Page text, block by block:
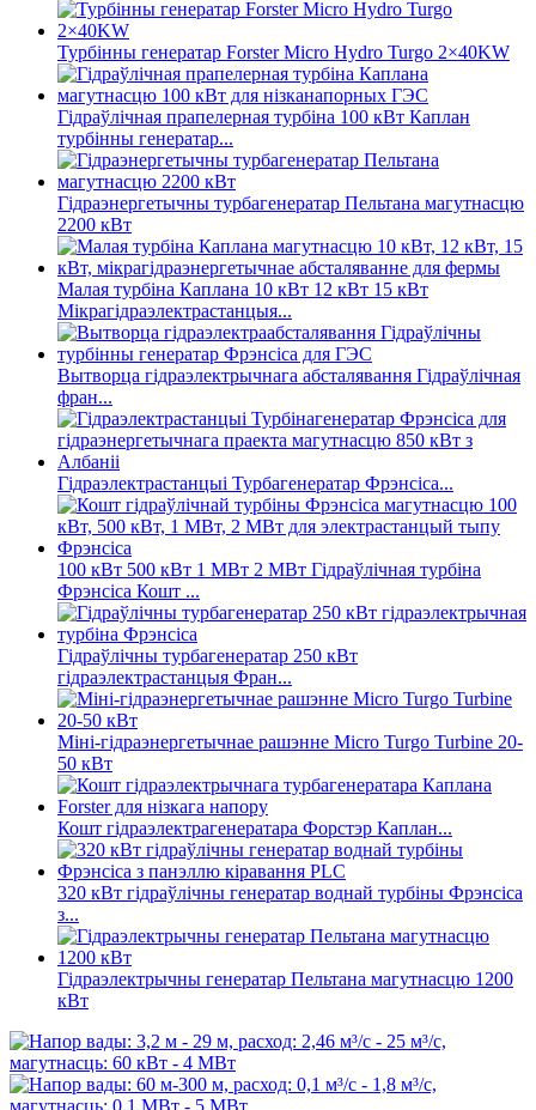
Турбінны генератар Forster Micro Hydro Turgo 2×40KW
Гідраўлічная прапелерная турбіна 100 кВт Каплан
турбінны генератар...
Гідраэнергетычны турбагенератар Пельтана магутнасцю
2200 кВт
Малая турбіна Каплана 10 кВт 12 кВт 15 кВт
Мікрагідраэлектрастанцыя...
Вытворца гідраэлектрычнага абсталявання Гідраўлічная
фран...
Гідраэлектрастанцыі Турбагенератар Фрэнсіса...
100 кВт 500 кВт 1 МВт 2 МВт Гідраўлічная турбіна
Фрэнсіса Кошт ...
Гідраўлічны турбагенератар 250 кВт
гідраэлектрастанцыя Фран...
Міні-гідраэнергетычнае рашэнне Micro Turgo Turbine 20-
50 кВт
Кошт гідраэлектрагенератара Форстэр Каплан...
320 кВт гідраўлічны генератар воднай турбіны Фрэнсіса
з...
Гідраэлектрычны генератар Пельтана магутнасцю 1200
кВт